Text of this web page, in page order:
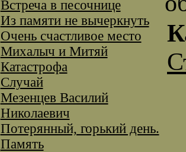
Встреча в песочнице
Из памяти не вычеркнуть
Очень счастливое место
Михалыч и Митяй
Катастрофа
Случай
Мезенцев Василий
Николаевич
Потерянный, горький день.
Память